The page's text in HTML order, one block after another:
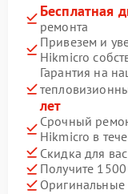
Бесплатная
ремонта
Привезем и
Hikmicro
Гарантия на
лет
Срочный
Hikmicro в
Скидка для
Получите